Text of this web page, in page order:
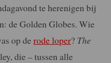
te herenigen bij
de Golden Globes. Wie
op de rode loper? The
die – tussen alle